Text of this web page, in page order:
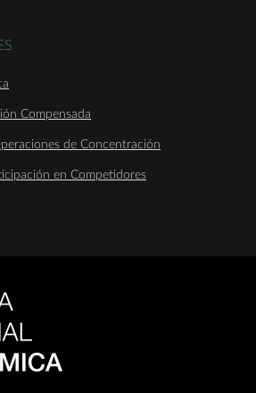
Compensada
de Concentración
en Competidores